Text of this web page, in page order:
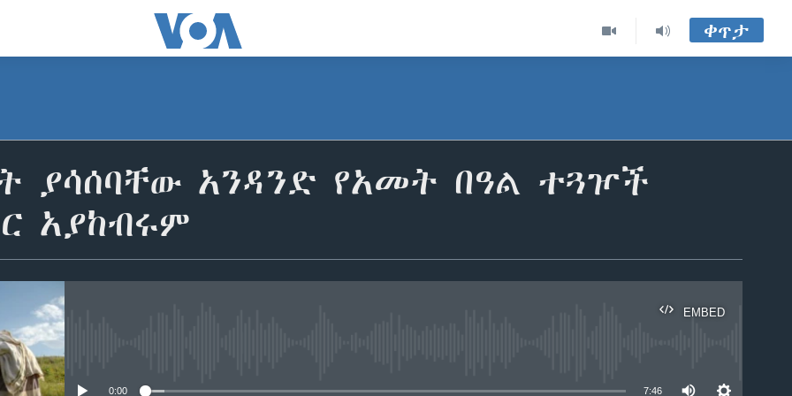
ቀጥታ
ያሳሰባቸው አንዳንድ የአመት በዓል ተጓዦች
አያከብሩም
EMBED
0:00 7:46